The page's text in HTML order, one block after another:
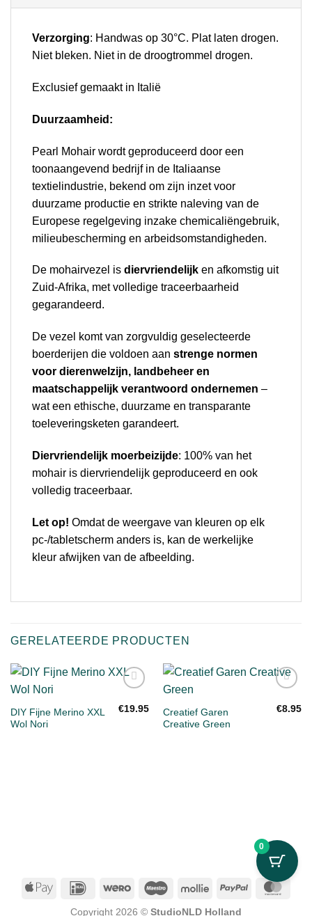
Verzorging: Handwas op 30°C. Plat laten drogen.
Niet bleken. Niet in de droogtrommel drogen.
Exclusief gemaakt in Italië
Duurzaamheid:
Pearl Mohair wordt geproduceerd door een
toonaangevend bedrijf in de Italiaanse
textielindustrie, bekend om zijn inzet voor
duurzame productie en strikte naleving van de
Europese regelgeving inzake chemicaliëngebruik,
milieubescherming en arbeidsomstandigheden.
De mohairvezel is diervriendelijk en afkomstig uit
Zuid-Afrika, met volledige traceerbaarheid
gegarandeerd.
De vezel komt van zorgvuldig geselecteerde
boerderijen die voldoen aan strenge normen
voor dierenwelzijn, landbeheer en
maatschappelijk verantwoord ondernemen –
wat een ethische, duurzame en transparante
toeleveringsketen garandeert.
Diervriendelijk moerbeizijde: 100% van het
mohair is diervriendelijk geproduceerd en ook
volledig traceerbaar.
Let op! Omdat de weergave van kleuren op elk
pc-/tabletscherm anders is, kan de werkelijke
kleur afwijken van de afbeelding.
GERELATEERDE PRODUCTEN
aan
verlanglijst
DIY Fijne Merino XXL
Wol Nori
€19.95
aan
Creatief Garen
Creative Green
€8.95
Apple
IDeal Wero Maestro Mollie PayPal
Copyright 2026 © StudioNLD Holland
0